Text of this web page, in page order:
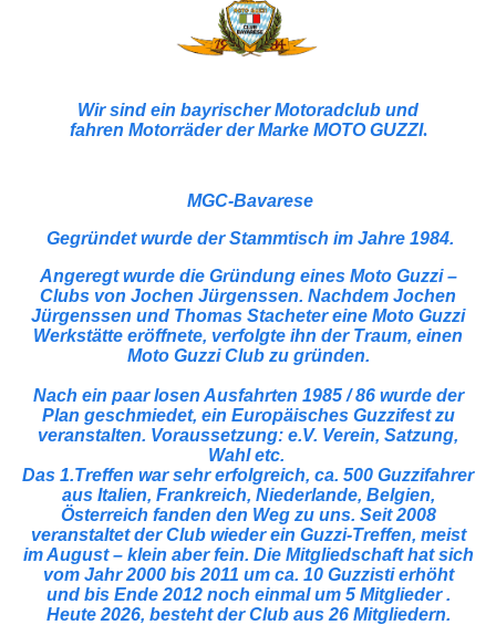
Wir sind ein bayrischer Motoradclub und
fahren Motorräder der Marke MOTO GUZZI.
MGC-Bavarese
Gegründet wurde der Stammtisch im Jahre 1984.
Angeregt wurde die Gründung eines Moto Guzzi –
Clubs von Jochen Jürgenssen. Nachdem Jochen
Jürgenssen und Thomas Stacheter eine Moto Guzzi
Werkstätte eröffnete, verfolgte ihn der Traum, einen
Moto Guzzi Club zu gründen.
Nach ein paar losen Ausfahrten 1985 / 86 wurde der
Plan geschmiedet, ein Europäisches Guzzifest zu
veranstalten. Voraussetzung: e.V. Verein, Satzung,
Wahl etc.
Das 1.Treffen war sehr erfolgreich, ca. 500 Guzzifahrer
aus Italien, Frankreich, Niederlande, Belgien,
Österreich fanden den Weg zu uns. Seit 2008
veranstaltet der Club wieder ein Guzzi-Treffen, meist
im August – klein aber fein. Die Mitgliedschaft hat sich
vom Jahr 2000 bis 2011 um ca. 10 Guzzisti erhöht
und bis Ende 2012 noch einmal um 5 Mitglieder .
Heute 2026, besteht der Club aus 26 Mitgliedern.